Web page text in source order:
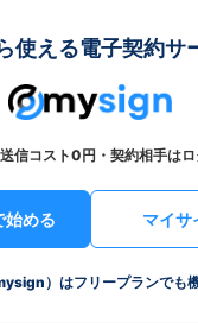
使える電子契約サ
信コスト0円・契約相手は
始める マイサ
）はフリープランでも